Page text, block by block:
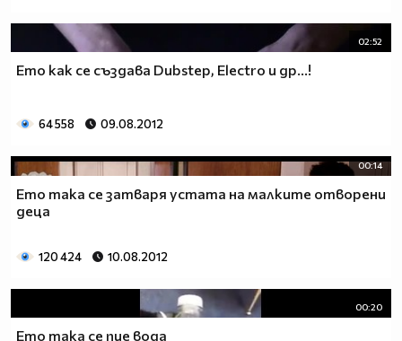
02:52
Ето как се създава Dubstep, Electro и др...!
64 558 09.08.2012
00:14
Ето така се затваря устата на малките отворени
деца
120 424 10.08.2012
00:20
Ето така се пие вода